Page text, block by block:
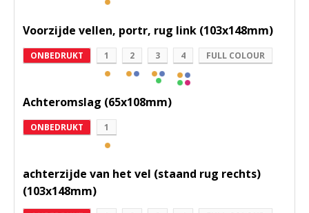
Voorzijde vellen, portr, rug link (103x148mm)
ONBEDRUKT 1 2 3 4 FULL COLOUR
Achteromslag (65x108mm)
ONBEDRUKT 1
achterzijde van het vel (staand rug rechts)
(103x148mm)